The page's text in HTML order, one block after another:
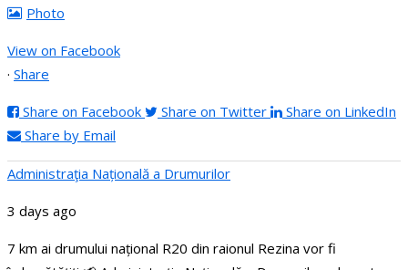
Photo
View on Facebook
· Share
Share on Facebook Share on Twitter
Share on LinkedIn
Share by Email
Administraţia Națională a Drumurilor
3 days ago
7 km ai drumului național R20 din raionul Rezina vor fi